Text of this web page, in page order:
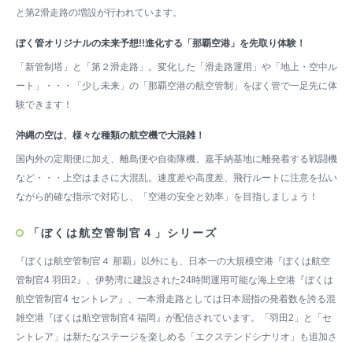
と第2滑走路の増設が行われています。
ぼく管オリジナルの未来予想!!進化する「那覇空港」を先取り体験！
「新管制塔」と「第２滑走路」。変化した「滑走路運用」や「地上・空中ル
ート」・・・「少し未来」の「那覇空港の航空管制」をぼく管で一足先に体
験できます！
沖縄の空は、様々な種類の航空機で大混雑！
国内外の定期便に加え、離島便や自衛隊機、嘉手納基地に離発着する戦闘機
など・・・上空はまさに大混乱。速度差や高度差、飛行ルートに注意を払い
ながら的確な指示で対応し、「空港の安全と効率」を目指しましょう！
「ぼくは航空管制官４」シリーズ
『ぼくは航空管制官４ 那覇』以外にも、日本一の大規模空港『ぼくは航空
管制官4 羽田2』、伊勢湾に建設された24時間運用可能な海上空港『ぼくは
航空管制官4 セントレア』、一本滑走路としては日本屈指の発着数を誇る混
雑空港『ぼくは航空管制官4 福岡』が配信されています。「羽田2」と「セ
ントレア」は新たなステージを楽しめる「エクステンドシナリオ」も追加さ